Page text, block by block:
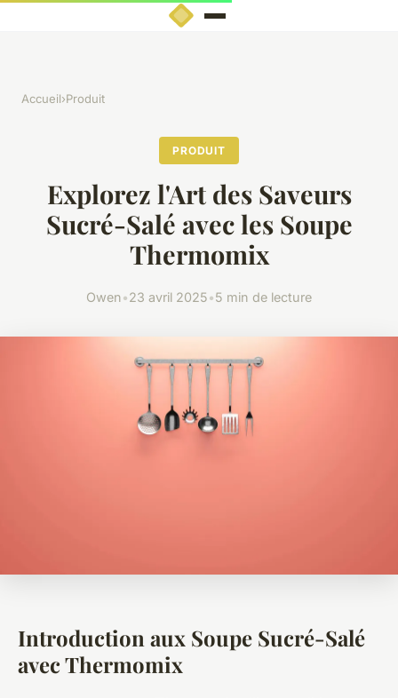
Accueil›Produit
PRODUIT
Explorez l'Art des Saveurs
Sucré-Salé avec les Soupe
Thermomix
Owen•23 avril 2025•5 min de lecture
Introduction aux Soupe Sucré-Salé
avec Thermomix